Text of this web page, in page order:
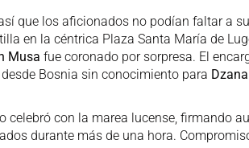
que los aficionados no podían faltar a
en la céntrica Plaza Santa María de
Musa fue coronado por sorpresa. El
Bosnia sin conocimiento para
celebró con la marea lucense, firmando
durante más de una hora.